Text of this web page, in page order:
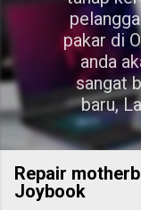
pakar di
anda
sangat
baru,
Repair
Joybook